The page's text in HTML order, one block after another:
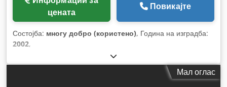
цената
Повикајте
Состојба: многу добро (користено), Година на изградба:
2002,
Мал оглас